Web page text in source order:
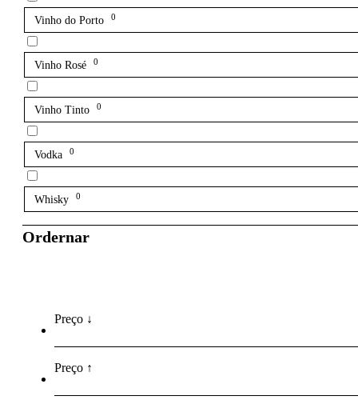
Vinho do Porto 0
Vinho Rosé 0
Vinho Tinto 0
Vodka 0
Whisky 0
Ordernar
Preço ↓
Preço ↑